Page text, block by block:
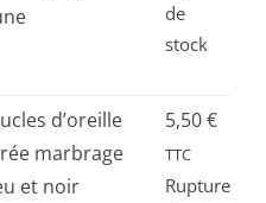
de
stock
d’oreille
marbrage
et noir
5,50€
TTC
Rupture